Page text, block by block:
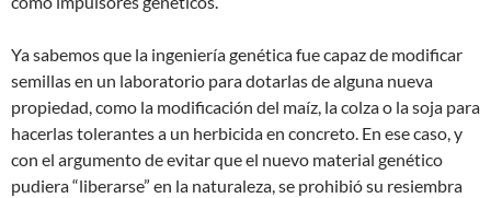
Ya sabemos que la ingeniería genética fue capaz de modificar
semillas en un laboratorio para dotarlas de alguna nueva
propiedad, como la modificación del maíz, la colza o la soja para
hacerlas tolerantes a un herbicida en concreto. En ese caso, y
con el argumento de evitar que el nuevo material genético
pudiera “liberarse” en la naturaleza, se prohibió su resiembra